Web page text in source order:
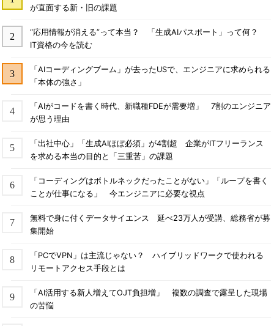
が直面する新・旧の課題
“応用情報が消える”って本当？ 「生成AIパスポート」って何？
IT資格の今を読む
「AIコーディングブーム」が去ったUSで、エンジニアに求められる
「本体の強さ」
「AIがコードを書く時代、新職種FDEが需要増」 7割のエンジニア
が思う理由
「出社中心」「生成AIほぼ必須」が4割超 企業がITフリーランス
を求める本当の目的と「三重苦」の課題
「コーディングはボトルネックだったことがない」「ループを書く
ことが仕事になる」 今エンジニアに必要な視点
無料で身に付くデータサイエンス 延べ23万人が受講、総務省が募
集開始
「PCでVPN」は主流じゃない？ ハイブリッドワークで使われる
リモートアクセス手段とは
「AI活用する新人増えてOJT負担増」 複数の調査で露呈した現場
の苦悩